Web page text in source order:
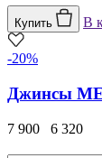
Купить В
-20%
Джинсы
7 900 6 320